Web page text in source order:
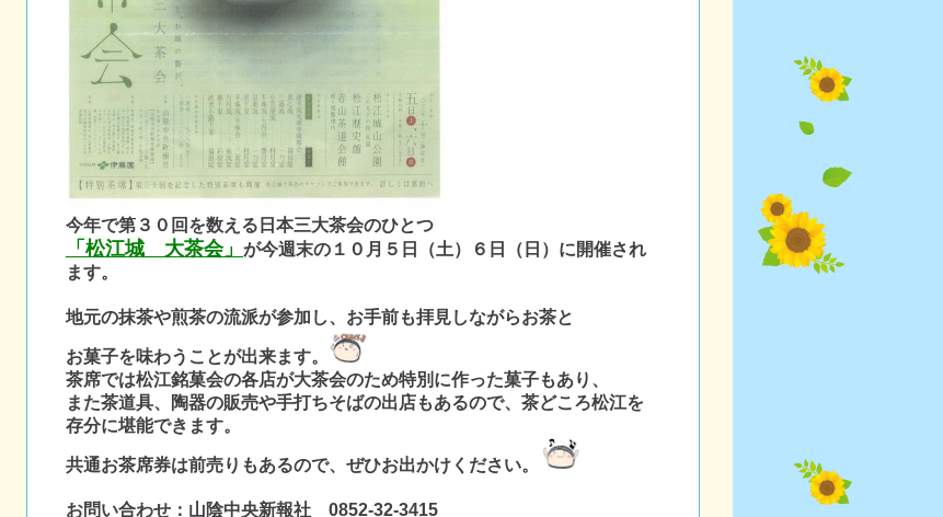
今年で第３０回を数える日本三大茶会のひとつ
「松江城 大茶会」 が今週末の１０月５日（土）６日（日）に開催され
ます。
地元の抹茶や煎茶の流派が参加し、お手前も拝見しながらお茶と
お菓子を味わうことが出来ます。
茶席では松江銘菓会の各店が大茶会のため特別に作った菓子もあり、
また茶道具、陶器の販売や手打ちそばの出店もあるので、茶どころ松江を
存分に堪能できます。
共通お茶席券は前売りもあるので、ぜひお出かけください。
お問い合わせ：山陰中央新報社 0852-32-3415